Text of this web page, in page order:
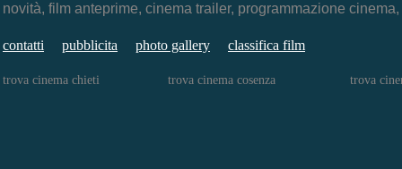
novità, film anteprime, cinema trailer, programmazione
contatti pubblicita photo gallery classifica film
trova cinema chieti trova cinema cosenza trova